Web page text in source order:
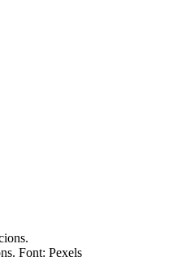
Font: Pexels